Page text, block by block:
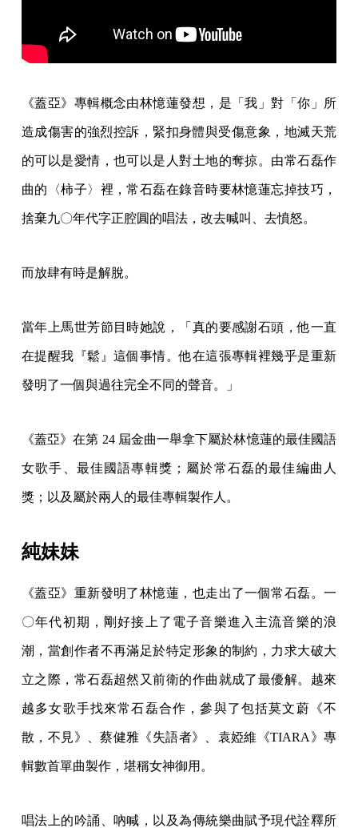
《蓋亞》專輯概念由林憶蓮發想，是「我」對「你」所
造成傷害的強烈控訴，緊扣身體與受傷意象，​​地滅天荒
的可以是愛情，也可以是人對土地的奪掠。由常石磊作
曲的〈柿子〉裡，常石磊在錄音時要林憶蓮忘掉技巧，
捨棄九〇年代字正腔圓的唱法，改去喊叫、去憤怒。
而放肆有時是解脫。
當年上馬世芳節目時她說，「真的要感謝石頭，他一直
在提醒我『鬆』這個事情。他在這張專輯裡幾乎是重新
發明了一個與過往完全不同的聲音。」
《蓋亞》在第 24 屆金曲一舉拿下屬於林憶蓮的最佳國語
女歌手、最佳國語專輯獎；屬於常石磊的最佳編曲人
獎；以及屬於兩人的最佳專輯製作人。
純妹妹
《蓋亞》重新發明了林憶蓮，也走出了一個常石磊。一
〇年代初期，剛好接上了電子音樂進入主流音樂的浪
潮，當創作者不再滿足於特定形象的制約，力求大破大
立之際，常石磊超然又前衛的作曲就成了最優解。越來
越多女歌手找來常石磊合作，參與了包括莫文蔚《不
散，不見》、蔡健雅《失語者》、袁婭維《TIARA》專
輯數首單曲製作，堪稱女神御用。
唱法上的吟誦、吶喊，以及為傳統樂曲賦予現代詮釋所